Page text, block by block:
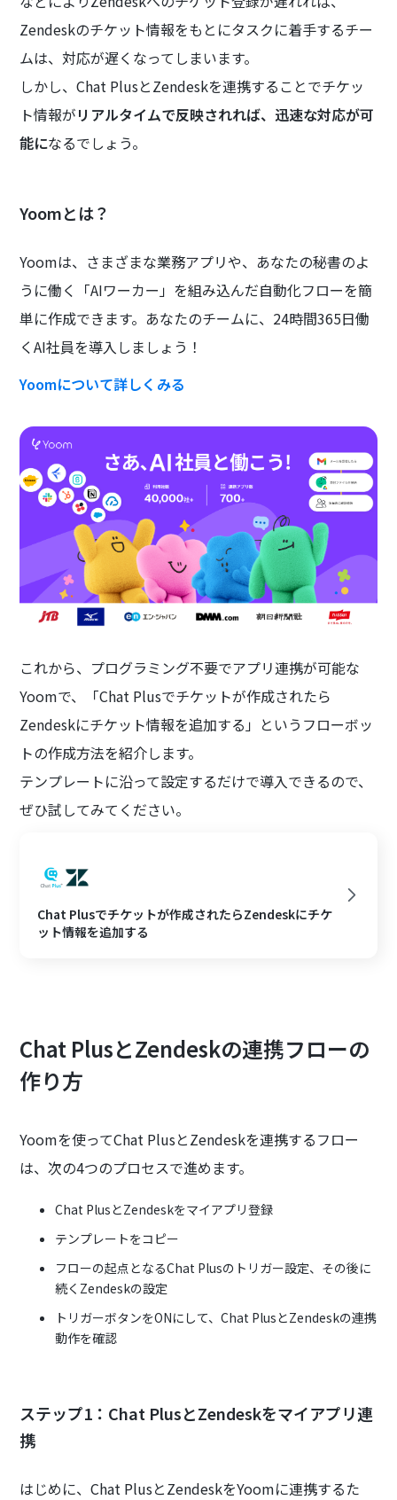
Zendeskのチケット情報をもとにタスクに着手するチー
ムは、対応が遅くなってしまいます。
しかし、Chat PlusとZendeskを連携することでチケッ
ト情報がリアルタイムで反映されれば、迅速な対応が可
能になるでしょう。
Yoomとは？
Yoomは、さまざまな業務アプリや、あなたの秘書のよ
うに働く「AIワーカー」を組み込んだ自動化フローを簡
単に作成できます。あなたのチームに、24時間365日働
くAI社員を導入しましょう！
Yoomについて詳しくみる
これから、プログラミング不要でアプリ連携が可能な
Yoomで、「Chat Plusでチケットが作成されたら
Zendeskにチケット情報を追加する」というフローボッ
トの作成方法を紹介します。
テンプレートに沿って設定するだけで導入できるので、
ぜひ試してみてください。
Chat Plusでチケットが作成されたらZendeskにチケ
ット情報を追加する
Chat PlusとZendeskの連携フローの
作り方
Yoomを使ってChat PlusとZendeskを連携するフロー
は、次の4つのプロセスで進めます。
Chat PlusとZendeskをマイアプリ登録
テンプレートをコピー
フローの起点となるChat Plusのトリガー設定、その後に
続くZendeskの設定
トリガーボタンをONにして、Chat PlusとZendeskの連携
動作を確認
ステップ1：Chat PlusとZendeskをマイアプリ連
携
はじめに、Chat PlusとZendeskをYoomに連携するた